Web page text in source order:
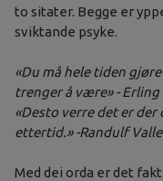
to sitater. Begge er
sviktande psyke.
«Du må hele tiden
trenger å være» - Erling
«Desto verre det er
ettertid.» -Randulf Valle
Med dei orda er det